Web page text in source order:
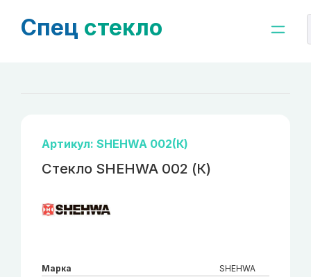
Спец стекло
Артикул: SHEHWA 002(К)
Стекло SHEHWA 002 (К)
Марка
SHEHWA